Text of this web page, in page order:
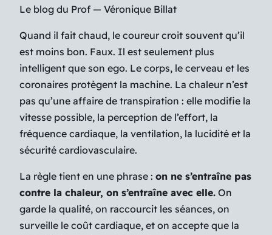
Le blog du Prof — Véronique Billat
Quand il fait chaud, le coureur croit souvent qu’il
est moins bon. Faux. Il est seulement plus
intelligent que son ego. Le corps, le cerveau et les
coronaires protègent la machine. La chaleur n’est
pas qu’une affaire de transpiration : elle modifie la
vitesse possible, la perception de l’effort, la
fréquence cardiaque, la ventilation, la lucidité et la
sécurité cardiovasculaire.
La règle tient en une phrase : on ne s’entraîne pas
contre la chaleur, on s’entraîne avec elle. On
garde la qualité, on raccourcit les séances, on
surveille le coût cardiaque, et on accepte que la